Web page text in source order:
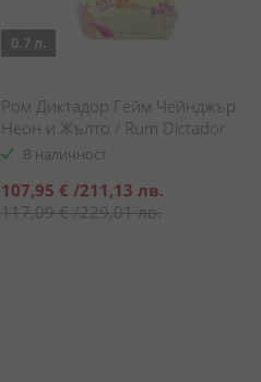
0.7 л.
Ром Диктадор Гейм Чейнджър
Неон и Жълто / Rum Dictador
Game Changer Neon & Yellow
В наличност
Специална
цена
107,95 € /211,13 лв.
117,09 €/229,01 лв.